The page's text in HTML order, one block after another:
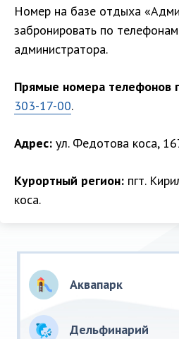
Номер на базе отдыха
забронировать по
администратора.
Прямые номера телефонов
303-17-00.
Адрес: ул. Федотова коса,
Курортный регион: пгт.
коса.
Аквапарк
Дельфинарий